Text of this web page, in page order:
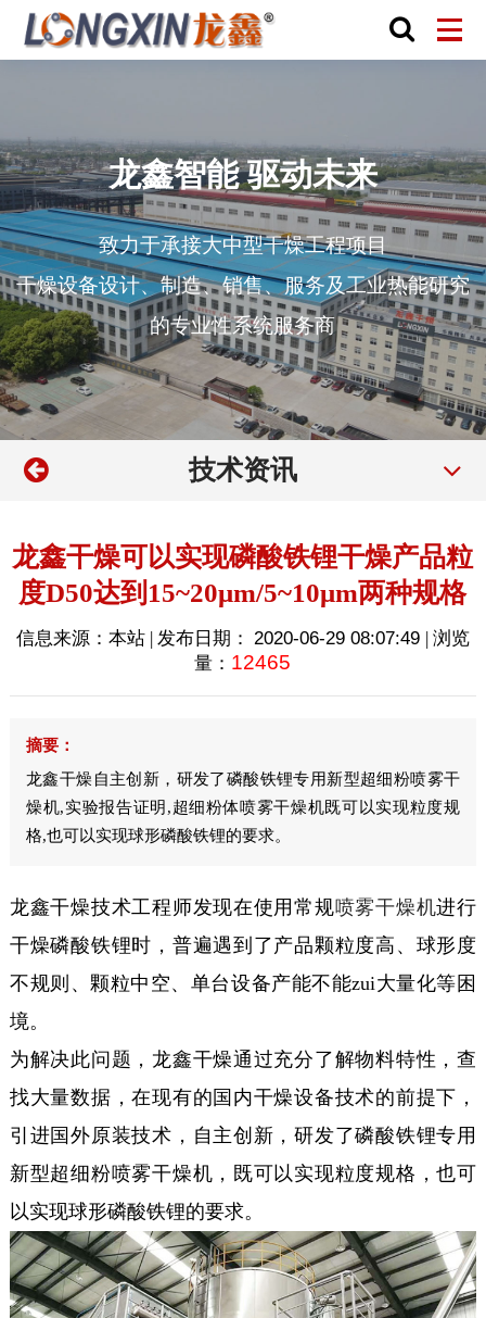
龙鑫智能 驱动未来
致力于承接大中型干燥工程项目
干燥设备设计、制造、销售、服务及工业热能研究
的专业性系统服务商
技术资讯
龙鑫干燥可以实现磷酸铁锂干燥产品粒
度D50达到15~20μm/5~10μm两种规格
信息来源：本站 | 发布日期： 2020-06-29 08:07:49 | 浏览
量： 12465
摘要：
龙鑫干燥自主创新，研发了磷酸铁锂专用新型超细粉喷雾干
燥机,实验报告证明,超细粉体喷雾干燥机既可以实现粒度规
格,也可以实现球形磷酸铁锂的要求。
龙鑫干燥技术工程师发现在使用常规喷雾干燥机进行
干燥磷酸铁锂时，普遍遇到了产品颗粒度高、球形度
不规则、颗粒中空、单台设备产能不能zui大量化等困
境。
为解决此问题，龙鑫干燥通过充分了解物料特性，查
找大量数据，在现有的国内干燥设备技术的前提下，
引进国外原装技术，自主创新，研发了磷酸铁锂专用
新型超细粉喷雾干燥机，既可以实现粒度规格，也可
以实现球形磷酸铁锂的要求。